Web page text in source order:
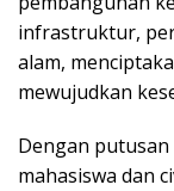
infrastruktur,
alam,
mewujudkan
Dengan
mahasiswa dan